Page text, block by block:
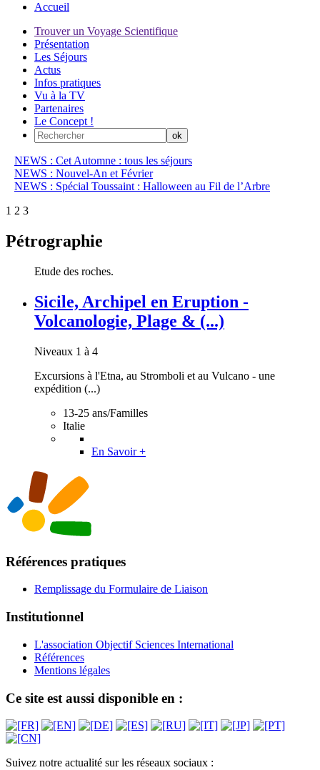
Accueil
Trouver un Voyage Scientifique
Présentation
Les Séjours
Actus
Infos pratiques
Vu à la TV
Partenaires
Le Concept !
NEWS : Cet Automne : tous les séjours
NEWS : Nouvel-An et Février
NEWS : Spécial Toussaint : Halloween au Fil de l’Arbre
1 2 3
Pétrographie
Etude des roches.
Sicile, Archipel en Eruption -
Volcanologie, Plage & (...)
Niveaux 1 à 4
Excursions à l'Etna, au Stromboli et au Vulcano - une
expédition (...)
13-25 ans/Familles
Italie
En Savoir +
Références pratiques
Remplissage du Formulaire de Liaison
Institutionnel
L'association Objectif Sciences International
Références
Mentions légales
Ce site est aussi disponible en :
Suivez notre actualité sur les réseaux sociaux :